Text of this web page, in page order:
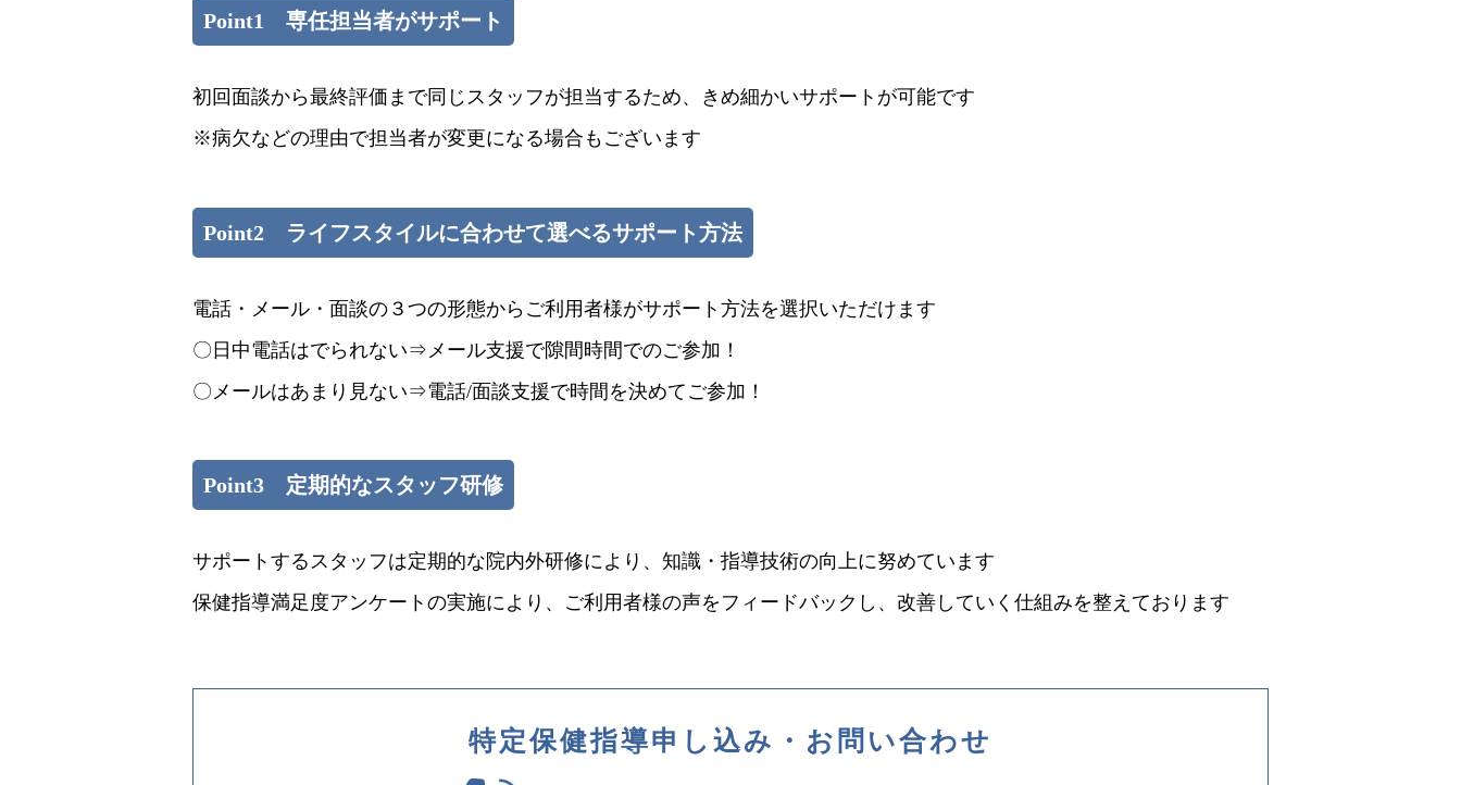
Point1 専任担当者がサポート
初回面談から最終評価まで同じスタッフが担当するため、きめ細かいサポートが可能です
※病欠などの理由で担当者が変更になる場合もございます
Point2 ライフスタイルに合わせて選べるサポート方法
電話・メール・面談の３つの形態からご利用者様がサポート方法を選択いただけます
〇日中電話はでられない⇒メール支援で隙間時間でのご参加！
〇メールはあまり見ない⇒電話/面談支援で時間を決めてご参加！
Point3 定期的なスタッフ研修
サポートするスタッフは定期的な院内外研修により、知識・指導技術の向上に努めています
保健指導満足度アンケートの実施により、ご利用者様の声をフィードバックし、改善していく仕組みを整えております
特定保健指導申し込み・お問い合わせ